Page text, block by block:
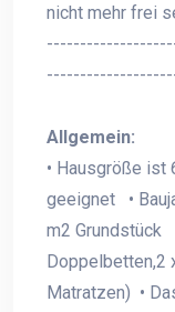
nicht mehr frei
Allgemein:
• Hausgröße
geeignet •
m2 Grundstück
Doppelbetten,2
Matratzen) •